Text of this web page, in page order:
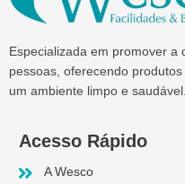
Especializada em promover
pessoas, oferecendo
um ambiente limpo e saudável.
Acesso Rápido
A Wesco